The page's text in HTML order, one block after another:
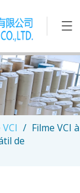
/ Filme VCI à
de